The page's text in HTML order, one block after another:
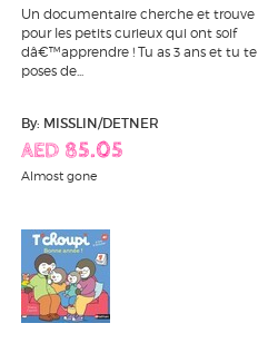
Un documentaire cherche et trouve
pour les petits curieux qui ont soif
dâ€™apprendre ! Tu as 3 ans et tu te
poses de...
By: MISSLIN/DETNER
AED 85.05
Almost gone